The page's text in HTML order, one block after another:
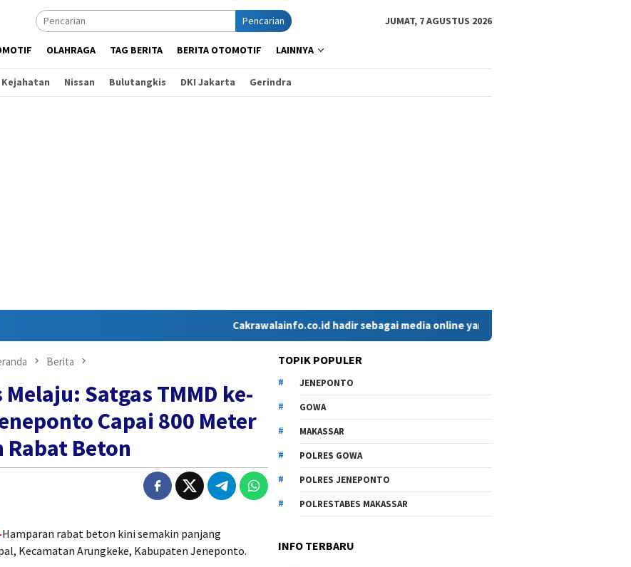
Pencarian JUMAT, 7 AGUSTUS 2026
OLAHRAGA TAG BERITA BERITA OTOMOTIF LAINNYA
Kejahatan Nissan Bulutangkis DKI Jakarta Gerindra
Cakrawalainfo.co.id hadir sebagai media online yang menyajikan berita cepat, faktual,
Berita
Satgas TMMD ke-
Capai 800 Meter
Rabat Beton
Hamparan rabat beton kini semakin panjang
Kecamatan Arungkeke, Kabupaten Jeneponto.
TOPIK POPULER
JENEPONTO
GOWA
MAKASSAR
POLRES GOWA
POLRES JENEPONTO
POLRESTABES MAKASSAR
INFO TERBARU